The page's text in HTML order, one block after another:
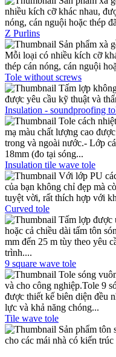
nhiều kích cỡ khác nhau,
nóng, cán nguội hoặc thép
Z Purlins
Sản phẩm xà
Mỗi loại có nhiều kích cỡ
thép cán nóng, cán nguội
Tole without screws
Tấm lợp
được yêu cầu kỹ thuật và
Insulation - soundproofing
Tole cách
mạ màu chất lượng cao
trong và ngoài nước.- Lớp
18mm (đo tại sóng...
Insulation tile wave tole
Với lớp PU
của bạn không chỉ đẹp mà
tuyệt vời, rất thích hợp với
Curved tole
Tấm lợp được
hoặc cả chiều dài tấm tôn
mm đến 25 m tùy theo yêu
trình....
9 square wave tole
Tole sóng
và cho công nghiệp.Tole 9
được thiết kế biên diện đều
lực và khả năng chóng...
Tile wave tole
Sản phẩm tôn
cho các mái nhà có kiến